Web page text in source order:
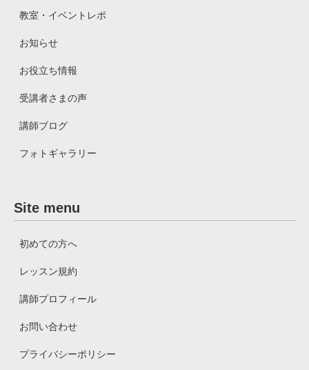
教室・イベントレポ
お知らせ
お役立ち情報
受講者さまの声
講師ブログ
フォトギャラリー
Site menu
初めての方へ
レッスン規約
講師プロフィール
お問い合わせ
プライバシーポリシー